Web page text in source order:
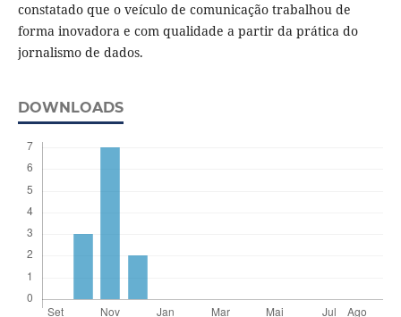
constatado que o veículo de comunicação trabalhou de
forma inovadora e com qualidade a partir da prática do
jornalismo de dados.
DOWNLOADS